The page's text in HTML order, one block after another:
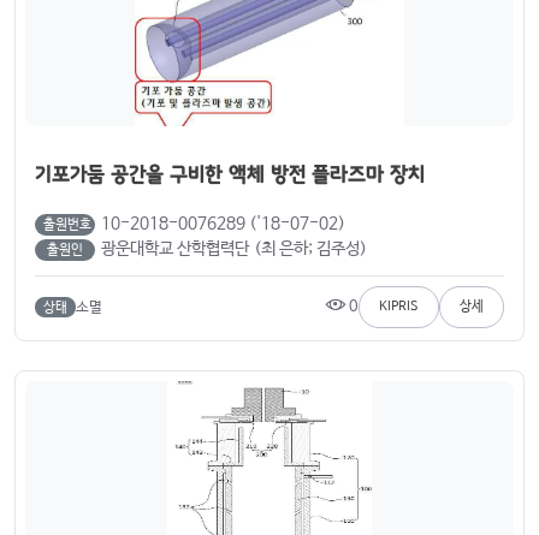
기포가둠 공간을 구비한 액체 방전 플라즈마 장치
출원번호 10-2018-0076289 ('18-07-02)
출원인 광운대학교 산학협력단 (최 은하; 김주성)
상태 소멸 0 KIPRIS 상세